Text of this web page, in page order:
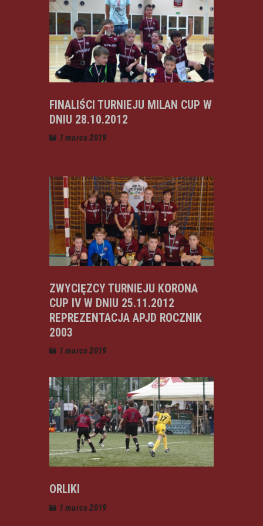
FINALIŚCI TURNIEJU MILAN CUP W
DNIU 28.10.2012
1 marca 2019
ZWYCIĘZCY TURNIEJU KORONA
CUP IV W DNIU 25.11.2012
REPREZENTACJA APJD ROCZNIK
2003
1 marca 2019
ORLIKI
1 marca 2019